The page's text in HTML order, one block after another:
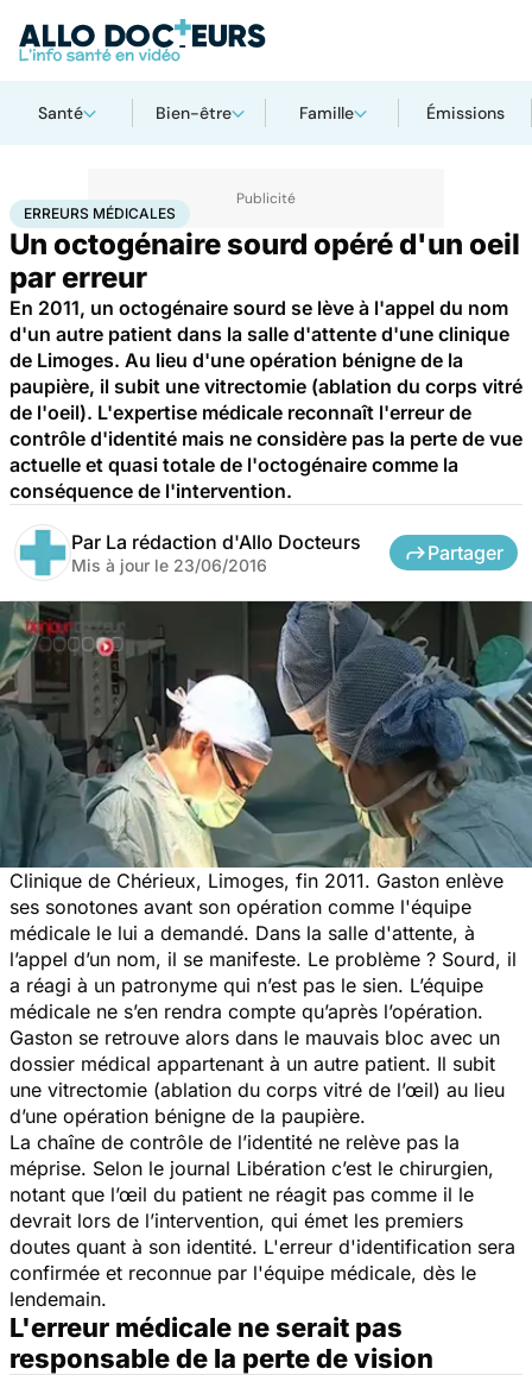
Santé Bien-être Famille Émissions
AccueilSantéSociété Justice Erreurs médicales
ERREURS MÉDICALES
Un octogénaire sourd opéré d'un oeil
par erreur
En 2011, un octogénaire sourd se lève à l'appel du nom
d'un autre patient dans la salle d'attente d'une clinique
de Limoges. Au lieu d'une opération bénigne de la
paupière, il subit une vitrectomie (ablation du corps vitré
de l'oeil). L'expertise médicale reconnaît l'erreur de
contrôle d'identité mais ne considère pas la perte de vue
actuelle et quasi totale de l'octogénaire comme la
conséquence de l'intervention.
Par La rédaction d'Allo Docteurs
Mis à jour le 23/06/2016
Partager
Clinique de Chérieux, Limoges, fin 2011. Gaston enlève
ses sonotones avant son opération comme l'équipe
médicale le lui a demandé. Dans la salle d'attente, à
l’appel d’un nom, il se manifeste. Le problème ? Sourd, il
a réagi à un patronyme qui n’est pas le sien. L’équipe
médicale ne s’en rendra compte qu’après l’opération.
Gaston se retrouve alors dans le mauvais bloc avec un
dossier médical appartenant à un autre patient. Il subit
une vitrectomie (ablation du corps vitré de l’œil) au lieu
d’une opération bénigne de la paupière.
La chaîne de contrôle de l’identité ne relève pas la
méprise. Selon le journal Libération c’est le chirurgien,
notant que l’œil du patient ne réagit pas comme il le
devrait lors de l’intervention, qui émet les premiers
doutes quant à son identité. L'erreur d'identification sera
confirmée et reconnue par l'équipe médicale, dès le
lendemain.
L'erreur médicale ne serait pas
responsable de la perte de vision